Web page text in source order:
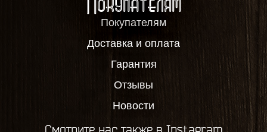
Покупателям
Доставка и оплата
Гарантия
Отзывы
Новости
Смотрите нас также в Instagram